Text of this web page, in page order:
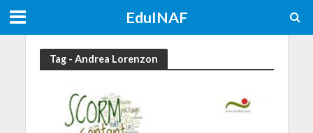
EduINAF
Tag - Andrea Lorenzon